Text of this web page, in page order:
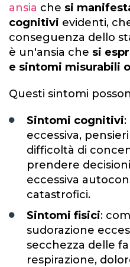
ansia che si
cognitivi evidenti,
conseguenza dello
è un'ansia che si
e sintomi misurabili
Questi sintomi
Sintomi cognitivi
eccessiva,
difficoltà di
prendere
eccessiva
catastrofici.
Sintomi fisici:
sudorazione
secchezza delle
respirazione,